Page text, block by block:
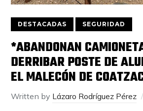
DESTACADAS SEGURIDAD
*ABANDONAN
DERRIBAR POSTE DE
EL MALECÓN DE
Written by Lázaro Rodríguez Pérez